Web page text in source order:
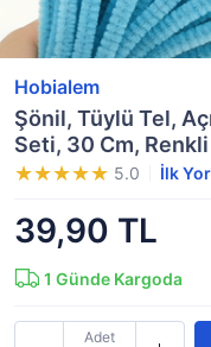
Hobialem
Şönil, Tüylü Tel,
Seti, 30 Cm,
5.0 İlk
39,90 TL
1 Günde Kargoda
Adet